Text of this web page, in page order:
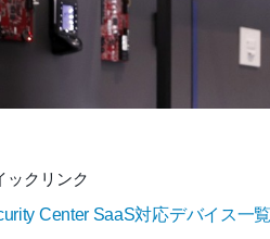
ックリンク
Center SaaS対応デバイス一覧